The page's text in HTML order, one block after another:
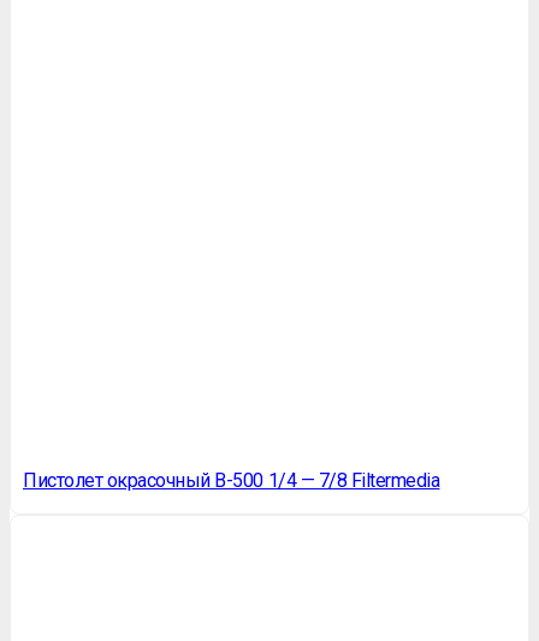
Пистолет окрасочный B-500 1/4 — 7/8 Filtermedia